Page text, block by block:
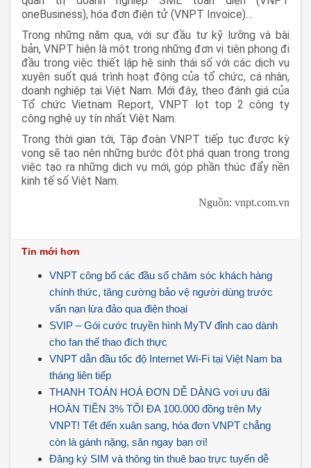
oneBusiness), hóa đơn điện tử (VNPT Invoice)…
Trong những năm qua, với sự đầu tư kỹ lưỡng và bài
bản, VNPT hiện là một trong những đơn vị tiên phong đi
đầu trong việc thiết lập hệ sinh thái số với các dịch vụ
xuyên suốt quá trình hoạt động của tổ chức, cá nhân,
doanh nghiệp tại Việt Nam. Mới đây, theo đánh giá của
Tổ chức Vietnam Report, VNPT lọt top 2 công ty
công nghệ uy tín nhất Việt Nam.
Trong thời gian tới, Tập đoàn VNPT tiếp tục được kỳ
vọng sẽ tạo nên những bước đột phá quan trọng trong
việc tạo ra những dịch vụ mới, góp phần thúc đẩy nền
kinh tế số Việt Nam.
Nguồn: vnpt.com.vn
Tin mới hơn
VNPT công bố các đầu số chăm sóc khách hàng
chính thức, tăng cường bảo vệ người dùng trước
vấn nạn lừa đảo qua điện thoại
SVIP – Gói cước truyền hình MyTV đỉnh cao dành
cho fan thể thao đích thực
VNPT dẫn đầu tốc độ Internet Wi-Fi tại Việt Nam ba
tháng liên tiếp
THANH TOÁN HOÁ ĐƠN DỄ DÀNG vơi ưu đãi
HOÀN TIỀN 3% TỐI ĐA 100.000 đồng trên My
VNPT! Tết đến xuân sang, hóa đơn VNPT chẳng
còn là gánh nặng, săn ngay bạn ơi!
Đăng ký SIM và thông tin thuê bao trực tuyến dễ